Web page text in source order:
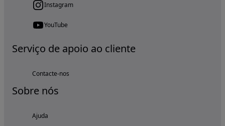
Instagram
YouTube
Serviço de apoio ao cliente
Contacte-nos
Sobre nós
Ajuda